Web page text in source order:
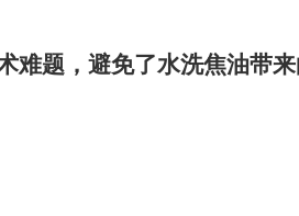
难题，避免了水洗焦油带